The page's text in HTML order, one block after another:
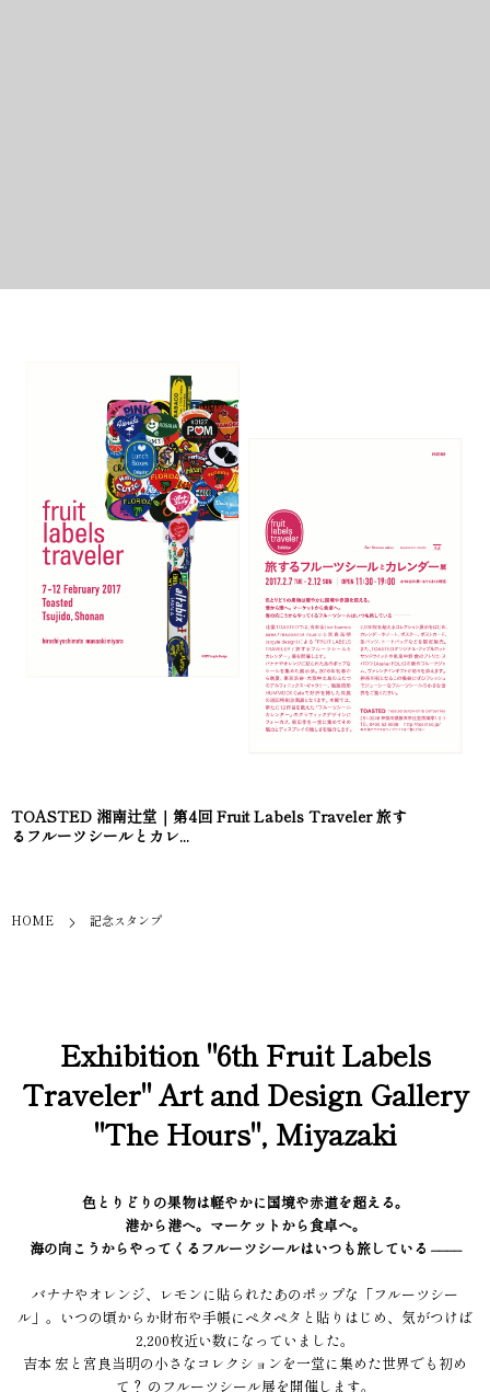
TOASTED 湘南辻堂｜第4回 Fruit Labels Traveler 旅す
るフルーツシールとカレ...
HOME 記念スタンプ
Exhibition "6th Fruit Labels
Traveler" Art and Design Gallery
"The Hours", Miyazaki
色とりどりの果物は軽やかに国境や赤道を超える。
港から港へ。マーケットから食卓へ。
海の向こうからやってくるフルーツシールはいつも旅している ––––
バナナやオレンジ、レモンに貼られたあのポップな「フルーツシー
ル」。いつの頃からか財布や手帳にペタペタと貼りはじめ、気がつけば
2,200枚近い数になっていました。
吉本 宏と宮良当明の小さなコレクションを一堂に集めた世界でも初め
て？ のフルーツシール展を開催します。